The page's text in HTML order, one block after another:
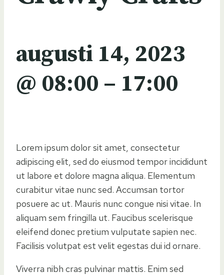
augusti 14, 2023
@ 08:00 – 17:00
Lorem ipsum dolor sit amet, consectetur
adipiscing elit, sed do eiusmod tempor incididunt
ut labore et dolore magna aliqua. Elementum
curabitur vitae nunc sed. Accumsan tortor
posuere ac ut. Mauris nunc congue nisi vitae. In
aliquam sem fringilla ut. Faucibus scelerisque
eleifend donec pretium vulputate sapien nec.
Facilisis volutpat est velit egestas dui id ornare.
Viverra nibh cras pulvinar mattis. Enim sed